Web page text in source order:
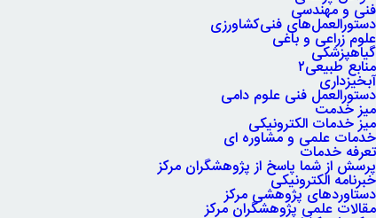
فنی و مهندسی
دستورالعمل‌های فنی‌کشاورزی
علوم زراعی و باغی
گیاهپزشکی
منابع طبیعی۲
آبخیزداری
دستورالعمل فنی علوم دامی
میز خدمت
میز خدمات الکترونیکی
خدمات علمی و مشاوره ای
تعرفه خدمات
پرسش از شما پاسخ از پژوهشگران مرکز
خبرنامه الکترونیکی
دستاوردهای پژوهشی مرکز
مقالات علمی پژوهشگران مرکز